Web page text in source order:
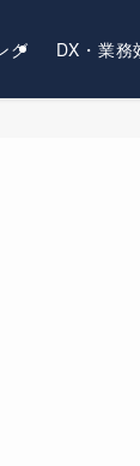
グ DX・業務